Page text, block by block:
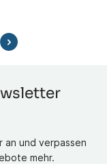
an und verpassen
mehr.